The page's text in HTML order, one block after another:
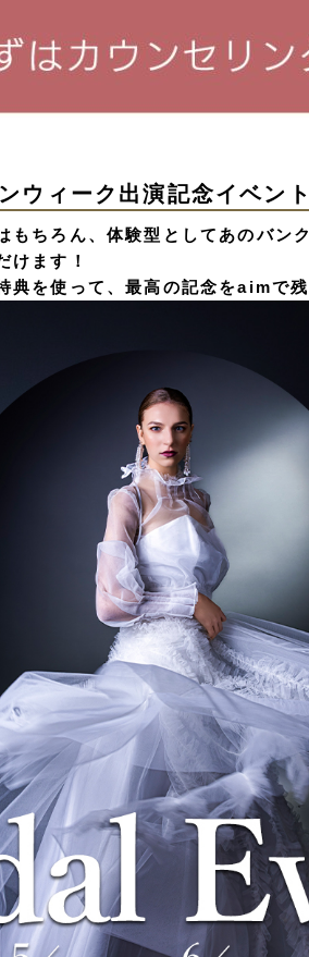
ウィーク出演記念イベント
もちろん、体験型としてあのバン
けます！
典を使って、最高の記念をaimで